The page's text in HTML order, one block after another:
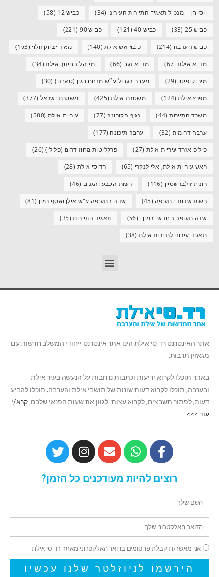
יוסי חן – מנכ"ל תאגיד התיירות העירוני (34) כביש 12 (58)
כביש 25 (33) כביש 40 (121) כביש 90 (221)
כביש הערבה (214) כיבוי אש אילת(140) מאיר יצחק הלוי (163)
מד"א אילת(67) מד"א נגב(66) מינהל החינוך אילת(34)
מירי קופיטו (29) מעבר הגבול ע״ש מנחם בגין (טאבה)(30)
מפרץ אילת(124) משטרת אילת (425) משטרת ישראל(377)
משרד התיירות(44) נגיף הקורונה (77) עיריית אילת (580)
ערבה דרומית (32) ערבה תיכונה (177)
פיליפ אזרד עיריית אילת(27) פרקליטות מחוז דרום (פלילי) (26)
ראש עיריית אילת, אלי לנקרי (65) רד סי אילת (28)
רונית זילברשטיין (116) רשות הטבע והגנים (46)
רשות שדות התעופה (45) שדה התעופה ע"ש אילן ואסף רמון (81)
שדה תעופה החדש "רמון" (56) תאגיד התיירות(35)
תאגיד עירוני לתיירות אילת (38)
אתר האינטרנט רד סי אילת הינו אתר אינטרנט ייחודי המשלב חדשות עם
מגאזין תרבות.
באתר תוכלו לקרוא ידיעות וכתבות נרחבות על הנעשה בעיר אילת
ובערבה, תוכלו לקרוא דעות שונות של תושבי אילת והערבה, תוכלו להביע
דעות, לפתור תשבצים, לקרוא עצות ולגוון את שעות הפנאי שלכם. קרא/י
עוד >>>
רוצים להיות מעודכנים כל הזמן?
אני מאשר/ת קבלת פרסומים בדואר האלקטרוני מאתר רד סי אילת
הירשמו לניוזלטר שלנו עכשיו